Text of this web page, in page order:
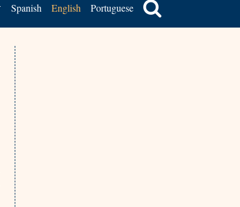
Spanish English Portuguese